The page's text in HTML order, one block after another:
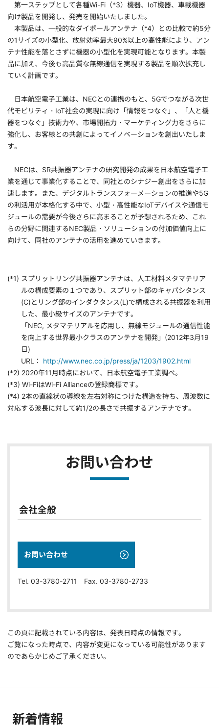
第一ステップとして各種Wi-Fi（*3）機器、IoT機器、車載機器
向け製品を開発し、発売を開始いたしました。
本製品は、一般的なダイポールアンテナ（*4）との比較で約5分
の1サイズの小型化、放射効率最大90%以上の高性能により、アン
テナ性能を落とさずに機器の小型化を実現可能となります。本製
品に加え、今後も高品質な無線通信を実現する製品を順次拡充し
ていく計画です。
日本航空電子工業は、NECとの連携のもと、5Gでつながる次世
代モビリティ・IoT社会の実現に向け「情報をつなぐ」、「人と機
器をつなぐ」技術力や、市場開拓力・マーケティング力をさらに
強化し、お客様との共創によってイノベーションを創出いたしま
す。
NECは、SR共振器アンテナの研究開発の成果を日本航空電子工
業を通じて事業化することで、同社とのシナジー創出をさらに加
速します。また、デジタルトランスフォーメーションの推進や5G
の利活用が本格化する中で、小型・高性能なIoTデバイスや通信モ
ジュールの需要が今後さらに高まることが予想されるため、これ
らの分野に関連するNEC製品・ソリューションの付加価値向上に
向けて、同社のアンテナの活用を進めていきます。
(*1) スプリットリング共振器アンテナは、人工材料メタマテリア
ルの構成要素の１つであり、スプリット部のキャパシタンス
(C)とリング部のインダクタンス(L)で構成される共振器を利用
した、最小級サイズのアンテナです。
「NEC, メタマテリアルを応用し、無線モジュールの通信性能
を向上する世界最小クラスのアンテナを開発」(2012年3月19
日)
URL： http://www.nec.co.jp/press/ja/1203/1902.html
(*2) 2020年11月時点において、日本航空電子工業調べ。
(*3) Wi-FiはWi-Fi Allianceの登録商標です。
(*4) 2本の直線状の導線を左右対称につけた構造を持ち、周波数に
対応する波長に対して約1/2の長さで共振するアンテナです。
お問い合わせ
会社全般
お問い合わせ
Tel. 03-3780-2711 Fax. 03-3780-2733
この頁に記載されている内容は、発表日時点の情報です。
ご覧になった時点で、内容が変更になっている可能性があります
のであらかじめご了承ください。
新着情報